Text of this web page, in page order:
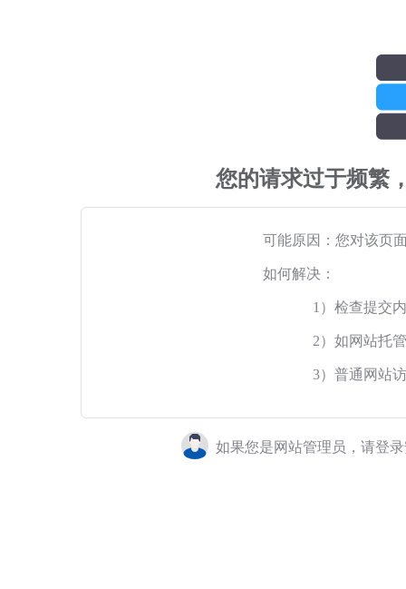
您的请求过于频繁
可能原因：您对该页
如何解决：
1）检查提交
2）如网站托
3）普通网站
如果您是网站管理员，请登